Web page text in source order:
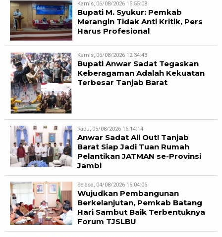
Kamis, 06/08/2026 15:55:08
Bupati M. Syukur: Pemkab
Merangin Tidak Anti Kritik, Pers
Harus Profesional
Kamis, 06/08/2026 12:34:43
Bupati Anwar Sadat Tegaskan
Keberagaman Adalah Kekuatan
Terbesar Tanjab Barat
Rabu, 05/08/2026 16:14:14
Anwar Sadat All Out! Tanjab
Barat Siap Jadi Tuan Rumah
Pelantikan JATMAN se-Provinsi
Jambi
Selasa, 04/08/2026 15:04:06
Wujudkan Pembangunan
Berkelanjutan, Pemkab Batang
Hari Sambut Baik Terbentuknya
Forum TJSLBU